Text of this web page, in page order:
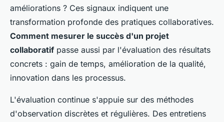
améliorations ? Ces signaux indiquent une
transformation profonde des pratiques collaboratives.
Comment mesurer le succès d'un projet
collaboratif passe aussi par l'évaluation des résultats
concrets : gain de temps, amélioration de la qualité,
innovation dans les processus.
L'évaluation continue s'appuie sur des méthodes
d'observation discrètes et régulières. Des entretiens